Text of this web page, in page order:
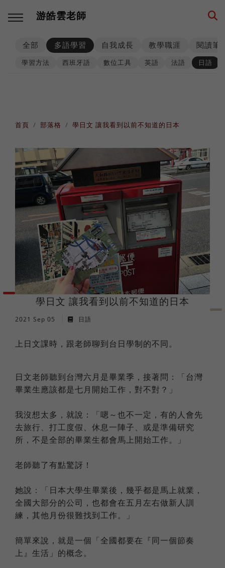
游皓雲老師
回主選單
數位工具
法語
日語
外國人學中文
俄語
回主選單
人生規劃
專業精進
職場倫理
回主選單
課程設計
思維升級
回主選單
思考模式
從零到一
回主選單
深度充電
異國美食
回主選單
階段里程
異國婚姻
棒球魂
全部 多語學習 自我成長 教學職涯 閱讀筆
學習方法 西班牙語 數位工具 英語 法語 日語
首頁 部落格 學日文 讓我看到以前不知道的日本
學日文 讓我看到以前不知道的日本
2021 Sep 05 日語
上日文課時，跟老師聊到台日學制的不同。
日文老師聽到台灣六月是畢業季，接著問：「台灣
畢業生應該都是七月開始工作，對不對？」
我沒想太多，就說：「嗯～也不一定，有的人會先
去旅行、打工度假、休息一陣子、或是準備研究
所，不是全部的畢業生都會馬上開始工作。」
老師聽了有點驚訝！
她說：「日本大學生畢業後，幾乎都是馬上就業，
全國大部分的公司，也都會在五月左右做新人訓
練，其他月份很難找到工作。」
簡單來說，就是一個「全國都要在『同一個節奏
上』生活」的概念。